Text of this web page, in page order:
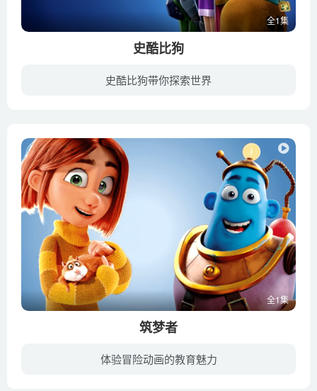
全1集
史酷比狗
史酷比狗带你探索世界
全1集
筑梦者
体验冒险动画的教育魅力